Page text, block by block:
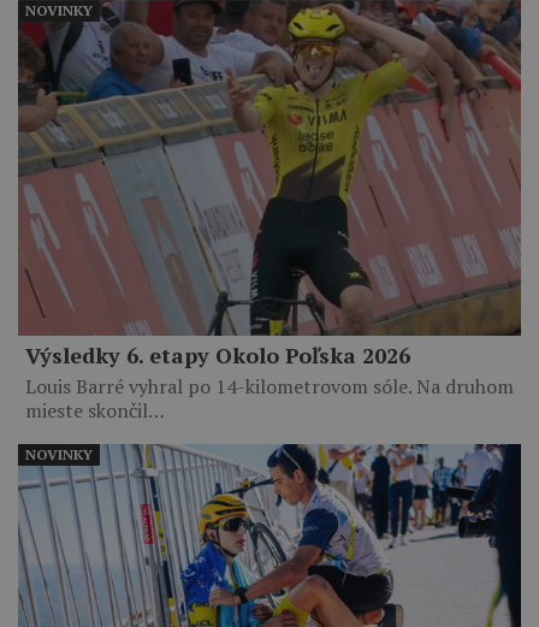
Výsledky 6. etapy Okolo Poľska 2026
Louis Barré vyhral po 14-kilometrovom sóle. Na druhom
mieste skončil…
NOVINKY
NOVINKY